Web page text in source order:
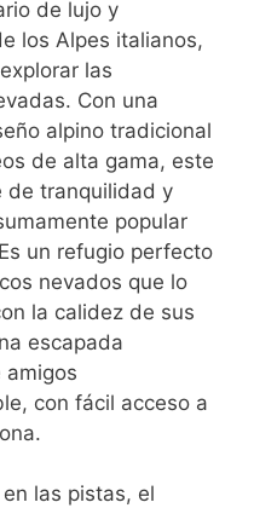
de lujo y
los Alpes italianos,
las
Con una
alpino tradicional
de alta gama, este
de tranquilidad y
popular
un refugio perfecto
nevados que lo
la calidez de sus
escapada
amigos
con fácil acceso a
las pistas, el